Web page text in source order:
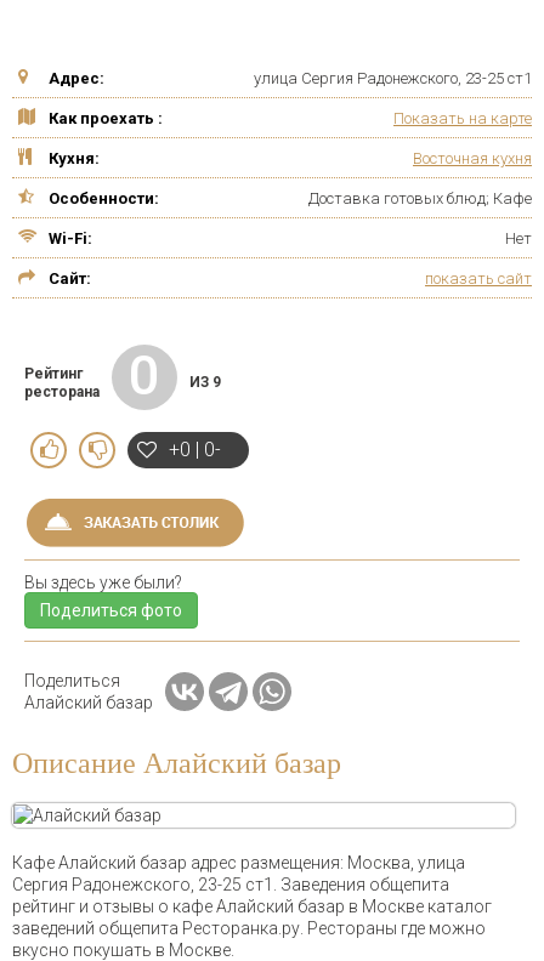
Адрес: улица Сергия Радонежского, 23-25 ст1
Как проехать : Показать на карте
Кухня: Восточная кухня
Особенности: Доставка готовых блюд; Кафе
Wi-Fi: Нет
Сайт: показать сайт
Рейтинг
ресторана
0 ИЗ 9
+0 | 0-
Вы здесь уже были?
Поделиться фото
Поделиться
Алайский базар
Описание Алайский базар
Кафе Алайский базар адрес размещения: Москва, улица
Сергия Радонежского, 23-25 ст1. Заведения общепита
рейтинг и отзывы о кафе Алайский базар в Москве каталог
заведений общепита Ресторанка.ру. Рестораны где можно
вкусно покушать в Москве.